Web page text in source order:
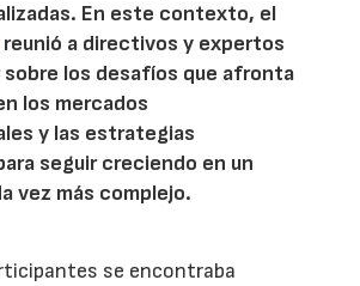
En este contexto, el
reunió a directivos y expertos
sobre los desafíos que afronta
los mercados
y las estrategias
seguir creciendo en un
vez más complejo.
se encontraba